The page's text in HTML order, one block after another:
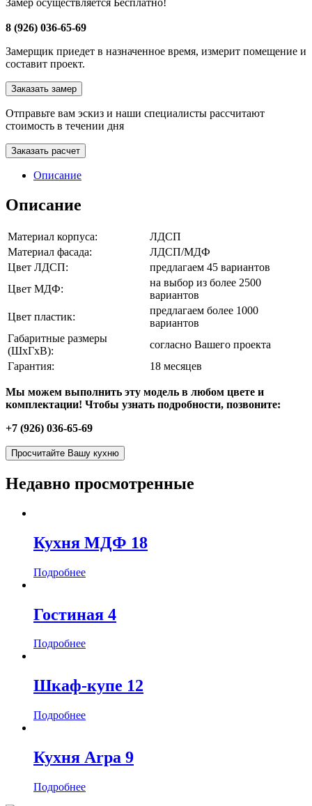
Замер осуществляется Бесплатно!
8 (926) 036-65-69
Замерщик приедет в назначенное время, измерит помещение и
составит проект.
Заказать замер
Отправьте вам эскиз и наши специалисты рассчитают
стоимость в течении дня
Заказать расчет
Описание
Описание
Материал корпуса:
ЛДСП
Материал фасада:
ЛДСП/МДФ
Цвет ЛДСП:
предлагаем 45 вариантов
Цвет МДФ:
на выбор из более 2500
вариантов
Цвет пластик:
предлагаем более 1000
вариантов
Габаритные размеры
(ШхГхВ):
согласно Вашего проекта
Гарантия:
18 месяцев
Мы можем выполнить эту модель в любом цвете и
комплектации! Чтобы узнать подробности, позвоните:
+7 (926) 036-65-69
Просчитайте Вашу кухню
Недавно просмотренные
Кухня МДФ 18
Подробнее
Гостиная 4
Подробнее
Шкаф-купе 12
Подробнее
Кухня Arpa 9
Подробнее